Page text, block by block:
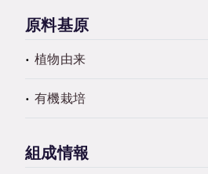
原料基原
植物由来
有機栽培
組成情報